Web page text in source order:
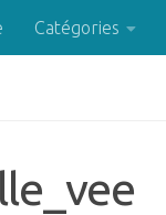
Catégories